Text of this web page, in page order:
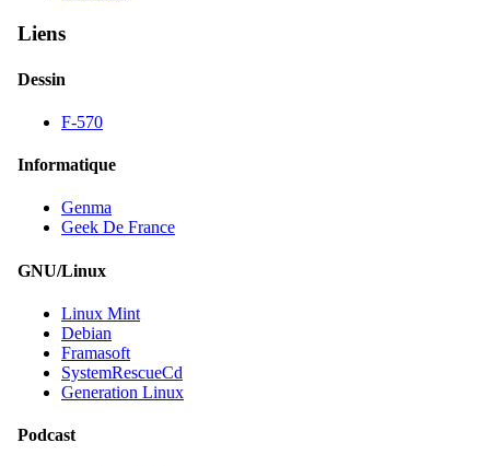
Liens
Dessin
F-570
Informatique
Genma
Geek De France
GNU/Linux
Linux Mint
Debian
Framasoft
SystemRescueCd
Generation Linux
Podcast